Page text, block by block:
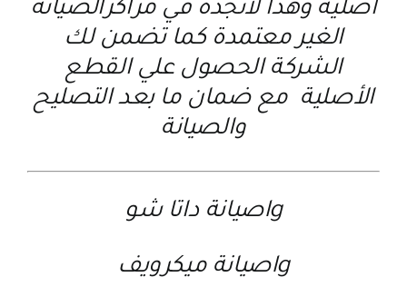
أصلية وهذا لاتجده في مراكزالصيانة
الغير معتمدة كما تضمن لك
الشركة الحصول علي القطع
الأصلية مع ضمان ما بعد التصليح
والصيانة
lgصيانة داتا شو
lgصيانة ميكرويف